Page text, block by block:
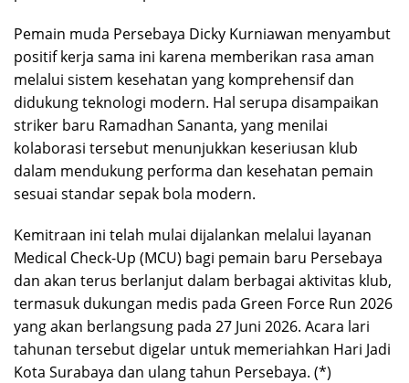
Pemain muda Persebaya Dicky Kurniawan menyambut
positif kerja sama ini karena memberikan rasa aman
melalui sistem kesehatan yang komprehensif dan
didukung teknologi modern. Hal serupa disampaikan
striker baru Ramadhan Sananta, yang menilai
kolaborasi tersebut menunjukkan keseriusan klub
dalam mendukung performa dan kesehatan pemain
sesuai standar sepak bola modern.
Kemitraan ini telah mulai dijalankan melalui layanan
Medical Check-Up (MCU) bagi pemain baru Persebaya
dan akan terus berlanjut dalam berbagai aktivitas klub,
termasuk dukungan medis pada Green Force Run 2026
yang akan berlangsung pada 27 Juni 2026. Acara lari
tahunan tersebut digelar untuk memeriahkan Hari Jadi
Kota Surabaya dan ulang tahun Persebaya. (*)